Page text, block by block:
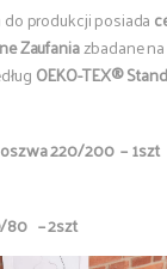
produkcji posiada
Zaufaniazbadane
OEKO-TEX®
220/200 – 1szt
80 – 2szt